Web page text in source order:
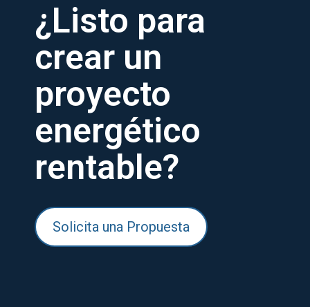
¿Listo para
crear un
proyecto
energético
rentable?
Solicita una Propuesta